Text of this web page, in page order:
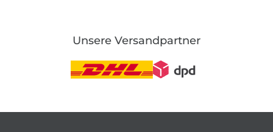
Unsere Versandpartner